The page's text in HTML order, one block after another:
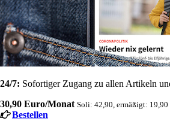
24/7: Sofortiger Zugang zu allen Artikeln
30,90 Euro/Monat Soli: 42,90, ermäßigt: 19,90
Bestellen